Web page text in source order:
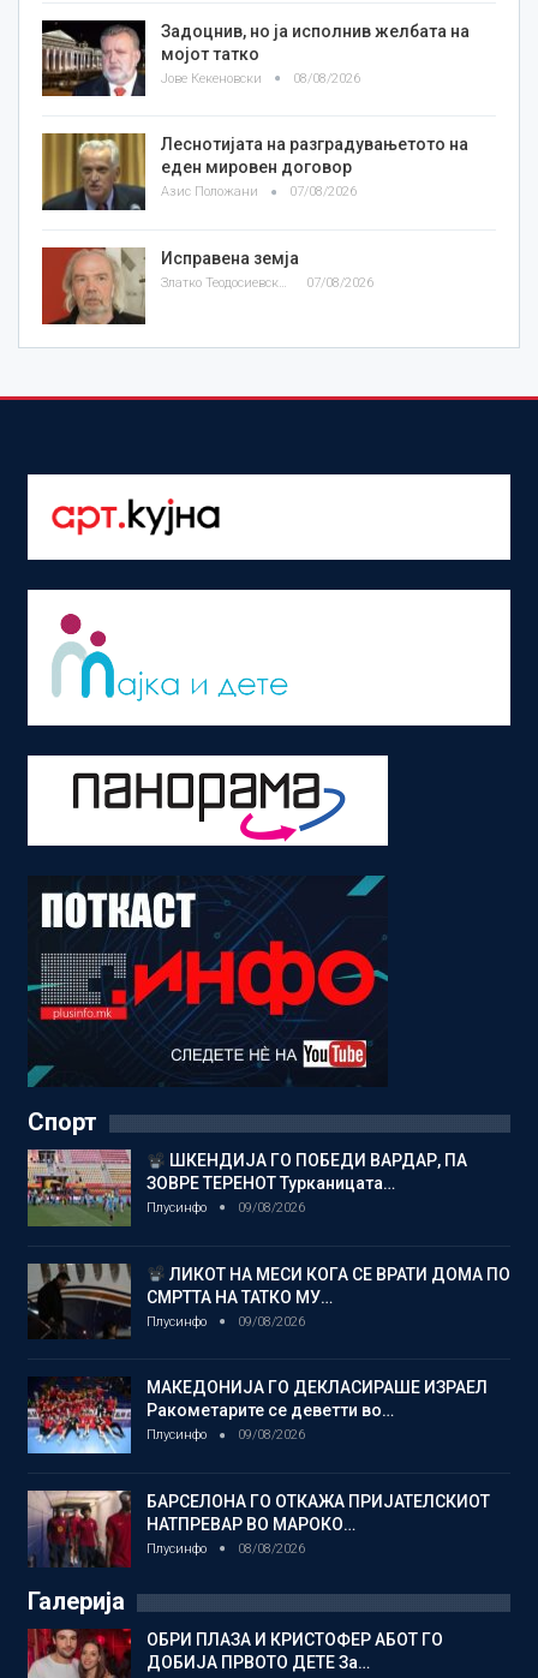
Задоцнив, но ја исполнив желбата на
мојот татко
Јове Кекеновски 08/08/2026
Леснотијата на разградувањетото на
еден мировен договор
Азис Положани 07/08/2026
Исправена земја
Златко Теодосиевски 07/08/2026
Спорт
ШКЕНДИЈА ГО ПОБЕДИ ВАРДАР, ПА
ЗОВРЕ ТЕРЕНОТ Турканицата…
Плусинфо 09/08/2026
ЛИКОТ НА МЕСИ КОГА СЕ ВРАТИ ДОМА ПО
СМРТТА НА ТАТКО МУ…
Плусинфо 09/08/2026
МАКЕДОНИЈА ГО ДЕКЛАСИРАШЕ ИЗРАЕЛ
Ракометарите се деветти во…
Плусинфо 09/08/2026
БАРСЕЛОНА ГО ОТКАЖА ПРИЈАТЕЛСКИОТ
НАТПРЕВАР ВО МАРОКО…
Плусинфо 08/08/2026
Галерија
ОБРИ ПЛАЗА И КРИСТОФЕР АБОТ ГО
ДОБИЈА ПРВОТО ДЕТЕ За…